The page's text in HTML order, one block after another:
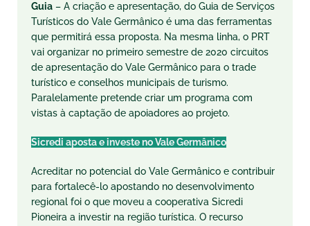
Guia – A criação e apresentação, do Guia de Serviços
Turísticos do Vale Germânico é uma das ferramentas
que permitirá essa proposta. Na mesma linha, o PRT
vai organizar no primeiro semestre de 2020 circuitos
de apresentação do Vale Germânico para o trade
turístico e conselhos municipais de turismo.
Paralelamente pretende criar um programa com
vistas à captação de apoiadores ao projeto.
Sicredi aposta e investe no Vale Germânico
Acreditar no potencial do Vale Germânico e contribuir
para fortalecê-lo apostando no desenvolvimento
regional foi o que moveu a cooperativa Sicredi
Pioneira a investir na região turística. O recurso